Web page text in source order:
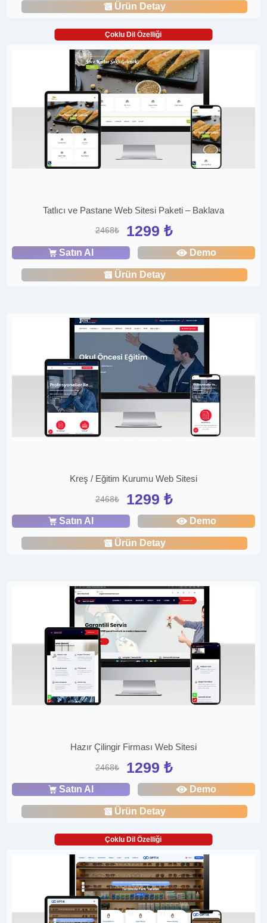
Ürün Detay
Çoklu Dil Özelliği
Tatlıcı ve Pastane Web Sitesi Paketi – Baklava
2468₺ 1299 ₺
Satın Al Demo
Ürün Detay
Kreş / Eğitim Kurumu Web Sitesi
2468₺ 1299 ₺
Satın Al Demo
Ürün Detay
Hazır Çilingir Firması Web Sitesi
2468₺ 1299 ₺
Satın Al Demo
Ürün Detay
Çoklu Dil Özelliği